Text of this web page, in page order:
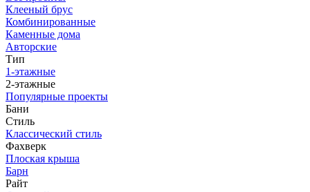
Клееный брус
Комбинированные
Каменные дома
Авторские
Тип
1-этажные
2-этажные
Популярные проекты
Бани
Стиль
Классический стиль
Фахверк
Плоская крыша
Барн
Райт